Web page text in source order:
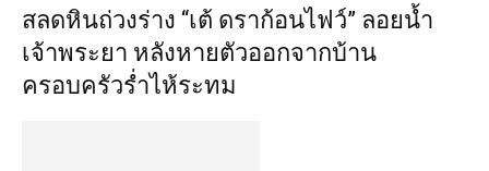
สลดหินถ่วงร่าง “เต้ ดราก้อนไฟว์” ลอยน้ำ
เจ้าพระยา หลังหายตัวออกจากบ้าน
ครอบครัวร่ำไห้ระทม